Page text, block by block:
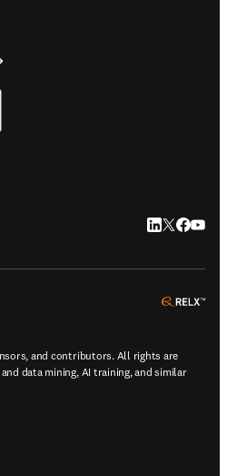
LinkedIn 新
Twitter 新
and contributors. All rights are
data mining, AI training, and similar